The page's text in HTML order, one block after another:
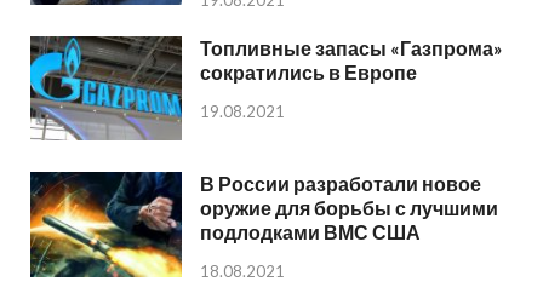
Топливные запасы «Газпрома»
сократились в Европе
19.08.2021
В России разработали новое
оружие для борьбы с лучшими
подлодками ВМС США
18.08.2021